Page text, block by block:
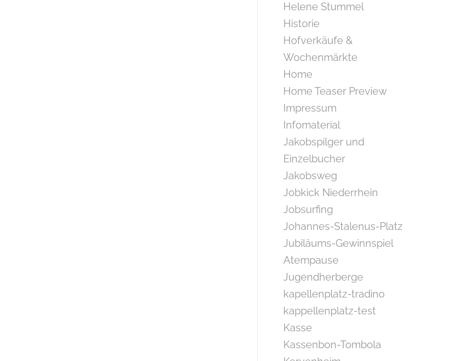
Helene Stummel
Historie
Hofverkäufe &
Wochenmärkte
Home
Home Teaser Preview
Impressum
Infomaterial
Jakobspilger und
Einzelbucher
Jakobsweg
Jobkick Niederrhein
Jobsurfing
Johannes-Stalenus-Platz
Jubiläums-Gewinnspiel
Atempause
Jugendherberge
kapellenplatz-tradino
kappellenplatz-test
Kasse
Kassenbon-Tombola